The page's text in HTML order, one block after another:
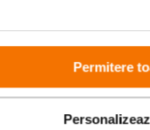
Permitere